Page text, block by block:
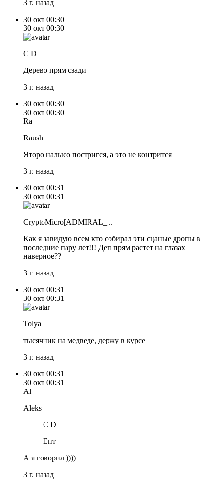
3 г. назад
30 окт 00:30
30 окт 00:30
C D
Дерево прям сзади
3 г. назад
30 окт 00:30
30 окт 00:30
Ra
Raush
Яторо налысо постригся, а это не контрится
3 г. назад
30 окт 00:31
30 окт 00:31
CryptoMicro[ADMIRAL_ ..
Как я завидую всем кто собирал эти сцаные дропы в
последние пару лет!!! Деп прям растет на глазах
наверное??
3 г. назад
30 окт 00:31
30 окт 00:31
Tolya
тысячник на медведе, держу в курсе
3 г. назад
30 окт 00:31
30 окт 00:31
Al
Aleks
C D
Епт
А я говорил ))))
3 г. назад